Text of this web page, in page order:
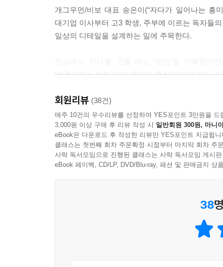
---p.268
개그우먼/비보 대표 송은이(“자다가 일어나는 흥
대기업 이사부터 고3 학생, 주부에 이르는 독자들
일상의 디테일을 설계하는 일에 주목한다.
‘핫플레이스 탐험’인지 ‘힐링과 휴식’인지에 따
거리의 소음에 귀 기울여보기, 좋았던 영화를
흘려보내지 않고 자신의 생활을 ‘디자인’해보자.
선물 고르기든 ‘최고의 기획’을 할 수 있다는 자신
회원리뷰 (38건)
매주 10건의 우수리뷰를 선정하여 YES포인트 3만원을 드
3,000원 이상 구매 후 리뷰 작성 시 일반회원 300원, 마니
eBook은 다운로드 후 작성한 리뷰만 YES포인트 지급됩니
클래스는 첫번째 회차 주문확정 시점부터 마지막 회차 주
사락 독서모임으로 진행된 클래스는 사락 독서모임 게시
eBook 페이백, CD/LP, DVD/Blu-ray, 패션 및 판매금지 상
38